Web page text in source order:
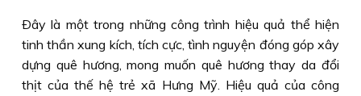
Ðây là một trong những công trình hiệu quả thể hiện
tinh thần xung kích, tích cực, tình nguyện đóng góp xây
dựng quê hương, mong muốn quê hương thay da đổi
thịt của thế hệ trẻ xã Hưng Mỹ. Hiệu quả của công